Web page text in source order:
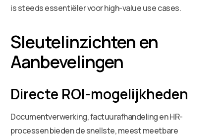
is steeds essentiëler voor high-value use cases.
Sleutelinzichten en
Aanbevelingen
Directe ROI-mogelijkheden
Documentverwerking, factuurafhandeling en HR-
processen bieden de snellste, meest meetbare